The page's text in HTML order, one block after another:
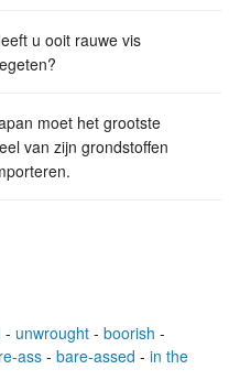
u ooit rauwe vis
moet het grootste
van zijn grondstoffen
- unwrought - boorish -
ass - bare-assed - in the